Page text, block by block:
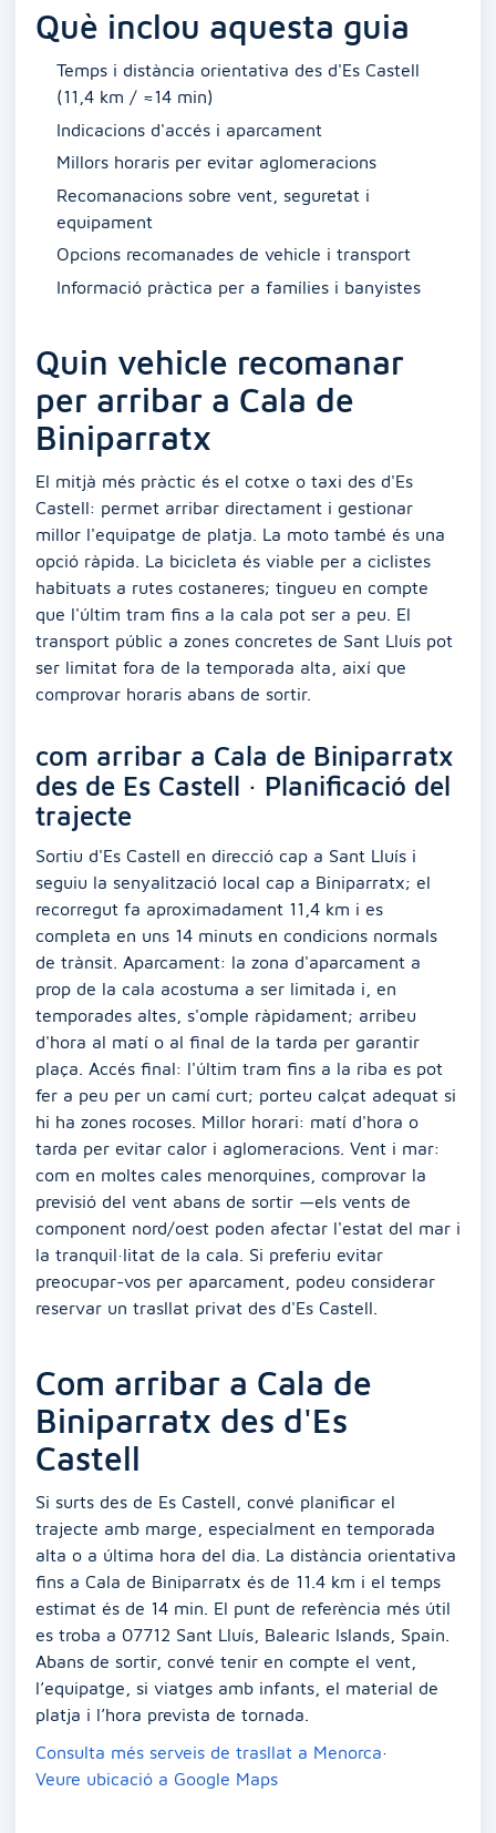
Què inclou aquesta guia
Temps i distància orientativa des d'Es Castell
(11,4 km / ≈14 min)
Indicacions d'accés i aparcament
Millors horaris per evitar aglomeracions
Recomanacions sobre vent, seguretat i
equipament
Opcions recomanades de vehicle i transport
Informació pràctica per a famílies i banyistes
Quin vehicle recomanar
per arribar a Cala de
Biniparratx
El mitjà més pràctic és el cotxe o taxi des d'Es
Castell: permet arribar directament i gestionar
millor l'equipatge de platja. La moto també és una
opció ràpida. La bicicleta és viable per a ciclistes
habituats a rutes costaneres; tingueu en compte
que l'últim tram fins a la cala pot ser a peu. El
transport públic a zones concretes de Sant Lluís pot
ser limitat fora de la temporada alta, així que
comprovar horaris abans de sortir.
com arribar a Cala de Biniparratx
des de Es Castell · Planificació del
trajecte
Sortiu d'Es Castell en direcció cap a Sant Lluís i
seguiu la senyalització local cap a Biniparratx; el
recorregut fa aproximadament 11,4 km i es
completa en uns 14 minuts en condicions normals
de trànsit. Aparcament: la zona d'aparcament a
prop de la cala acostuma a ser limitada i, en
temporades altes, s'omple ràpidament; arribeu
d'hora al matí o al final de la tarda per garantir
plaça. Accés final: l'últim tram fins a la riba es pot
fer a peu per un camí curt; porteu calçat adequat si
hi ha zones rocoses. Millor horari: matí d'hora o
tarda per evitar calor i aglomeracions. Vent i mar:
com en moltes cales menorquines, comprovar la
previsió del vent abans de sortir —els vents de
component nord/oest poden afectar l'estat del mar i
la tranquil·litat de la cala. Si preferiu evitar
preocupar-vos per aparcament, podeu considerar
reservar un trasllat privat des d'Es Castell.
Com arribar a Cala de
Biniparratx des d'Es
Castell
Si surts des de Es Castell, convé planificar el
trajecte amb marge, especialment en temporada
alta o a última hora del dia. La distància orientativa
fins a Cala de Biniparratx és de 11.4 km i el temps
estimat és de 14 min. El punt de referència més útil
es troba a 07712 Sant Lluís, Balearic Islands, Spain.
Abans de sortir, convé tenir en compte el vent,
l’equipatge, si viatges amb infants, el material de
platja i l’hora prevista de tornada.
Consulta més serveis de trasllat a Menorca·
Veure ubicació a Google Maps